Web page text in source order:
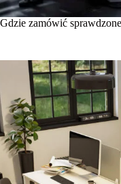
Gdzie zamówić